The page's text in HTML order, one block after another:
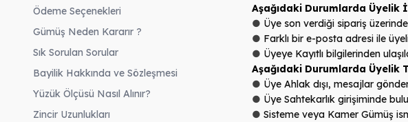
Ödeme Seçenekleri
Gümüş Neden Kararır ?
Sık Sorulan Sorular
Bayilik Hakkında ve Sözleşmesi
Yüzük Ölçüsü Nasıl Alınır?
Zincir Uzunlukları
Aşağıdaki Durumlarda Üyelik
● Üye son verdiği sipariş
● Farklı bir e-posta adresi ile
● Üyeye Kayıtlı bilgilerinden
Aşağıdaki Durumlarda Üyelik
● Üye Ahlak dışı, mesajlar
● Üye Sahtekarlık girişiminde
● Sisteme veya Kamer Gümüş